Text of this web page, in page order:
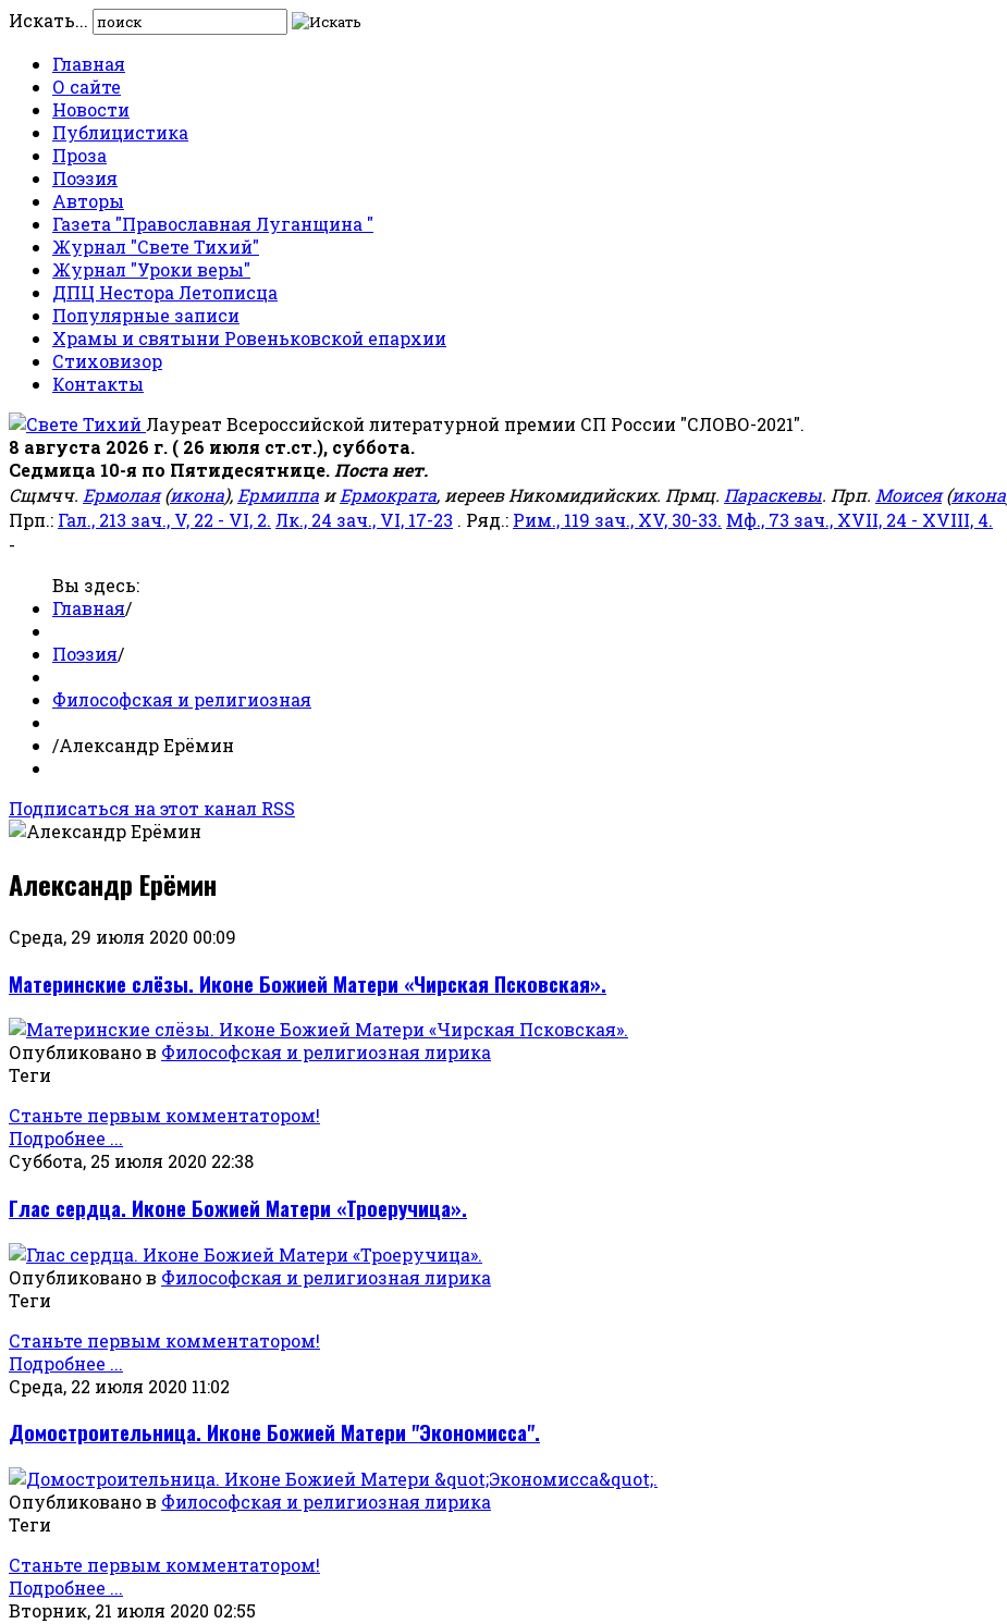
Искать...
Главная
О сайте
Новости
Публицистика
Проза
Поэзия
Авторы
Газета "Православная Луганщина "
Журнал "Свете Тихий"
Журнал "Уроки веры"
ДПЦ Нестора Летописца
Популярные записи
Храмы и святыни Ровеньковской епархии
Стиховизор
Контакты
Лауреат Всероссийской литературной премии СП России "СЛОВО-2021".
8 августа 2026 г. ( 26 июля ст.ст.), суббота.
Седмица 10-я по Пятидесятнице. Поста нет.
Сщмчч. Ермолая(икона), Ермиппа иЕрмократа, иереев Никомидийских. Прмц. Параскевы. Прп. Моисея(икона
Прп.: Гал., 213 зач., V, 22 - VI, 2. Лк., 24 зач., VI, 17-23 . Ряд.: Рим., 119 зач., XV, 30-33. Мф., 73 зач., XVII, 24 - XVIII, 4.
-
Вы здесь:
Главная/
Поэзия/
Философская и религиозная
/Александр Ерёмин
Подписаться на этот канал RSS
Александр Ерёмин
Среда, 29 июля 2020 00:09
Материнские слёзы. Иконе Божией Матери «Чирская Псковская».
Опубликовано в Философская и религиозная лирика
Теги
Станьте первым комментатором!
Подробнее ...
Суббота, 25 июля 2020 22:38
Глас сердца. Иконе Божией Матери «Троеручица».
Опубликовано в Философская и религиозная лирика
Теги
Станьте первым комментатором!
Подробнее ...
Среда, 22 июля 2020 11:02
Домостроительница. Иконе Божией Матери "Экономисса".
Опубликовано в Философская и религиозная лирика
Теги
Станьте первым комментатором!
Подробнее ...
Вторник, 21 июля 2020 02:55